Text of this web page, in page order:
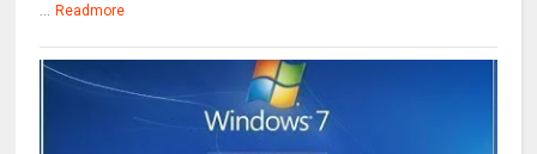
Readmore